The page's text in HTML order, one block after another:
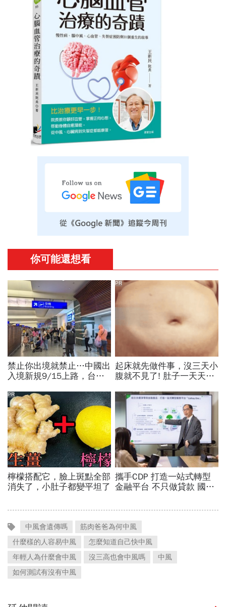
中風會遺傳嗎
筋肉爸爸為何中風
什麼樣的人容易中風
怎麼知道自己快中風
年輕人為什麼會中風
沒三高也會中風嗎
中風
如何測試有沒有中風